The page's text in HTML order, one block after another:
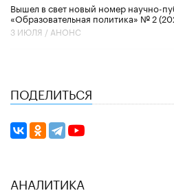
Вышел в свет новый номер научно-
«Образовательная политика» № 2
3 ИЮЛЯ / АНОНС
ПОДЕЛИТЬСЯ
АНАЛИТИКА